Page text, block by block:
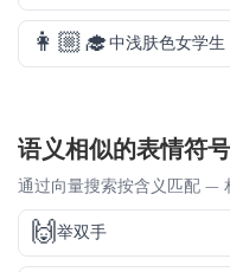
👩🏼‍🎓中浅肤色女学生
语义相似的表情符号
通过向量搜索按含义匹配 —
🙌 举双手